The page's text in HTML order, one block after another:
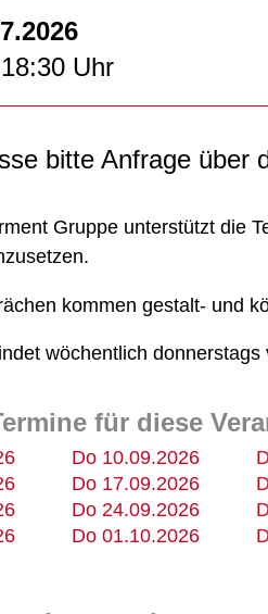
Uhr
bitte Anfrage über
Gruppe unterstützt die
kommen gestalt- und
wöchentlich
für diese
Do 10.09.2026
Do 17.09.2026
Do 24.09.2026
Do 01.10.2026